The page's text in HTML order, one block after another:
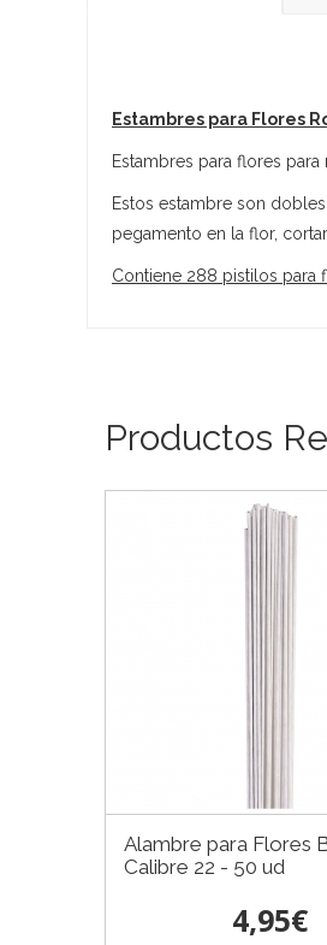
Estambres para Flores
Estambres para flores
Estos estambre son
pegamento en la flor,
Contiene 288 pistilos para
Productos
Alambre para Flores
Calibre 22 - 50 ud
4,95€